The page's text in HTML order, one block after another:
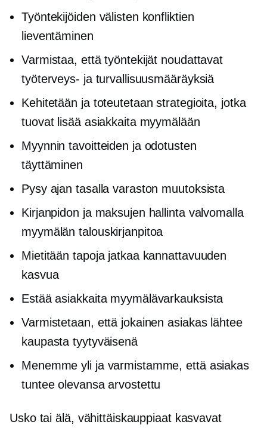
Työntekijöiden välisten konfliktien
lieventäminen
Varmistaa, että työntekijät noudattavat
työterveys- ja turvallisuusmääräyksiä
Kehitetään ja toteutetaan strategioita, jotka
tuovat lisää asiakkaita myymälään
Myynnin tavoitteiden ja odotusten
täyttäminen
Pysy ajan tasalla varaston muutoksista
Kirjanpidon ja maksujen hallinta valvomalla
myymälän talouskirjanpitoa
Mietitään tapoja jatkaa kannattavuuden
kasvua
Estää asiakkaita myymälävarkauksista
Varmistetaan, että jokainen asiakas lähtee
kaupasta tyytyväisenä
Menemme yli ja varmistamme, että asiakas
tuntee olevansa arvostettu
Usko tai älä, vähittäiskauppiaat kasvavat